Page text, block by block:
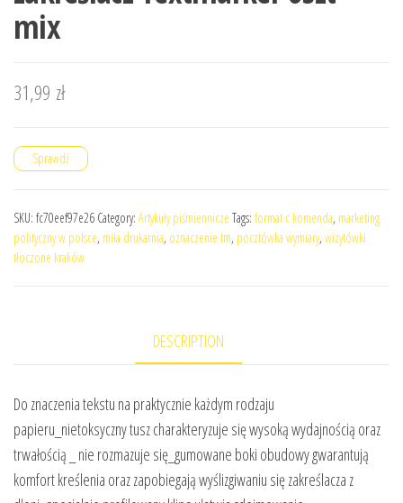
mix
31,99 zł
Sprawdź
SKU: fc70eef97e26 Category: Artykuły piśmiennicze Tags: format c komenda, marketing
polityczny w polsce, miła drukarnia, oznaczenie tm, pocztówka wymiary, wizytówki
tłoczone kraków
DESCRIPTION
Do znaczenia tekstu na praktycznie każdym rodzaju
papieru_nietoksyczny tusz charakteryzuje się wysoką wydajnością oraz
trwałością _ nie rozmazuje się_gumowane boki obudowy gwarantują
komfort kreślenia oraz zapobiegają wyślizgiwaniu się zakreślacza z